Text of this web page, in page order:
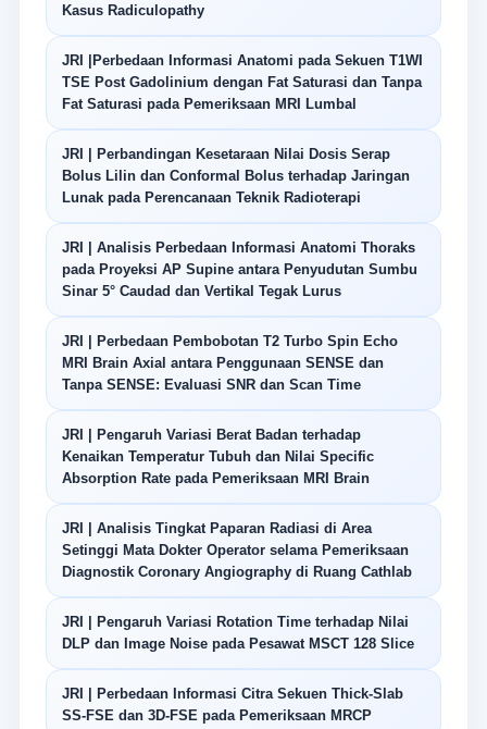
Kasus Radiculopathy
JRI |Perbedaan Informasi Anatomi pada Sekuen T1WI
TSE Post Gadolinium dengan Fat Saturasi dan Tanpa
Fat Saturasi pada Pemeriksaan MRI Lumbal
JRI | Perbandingan Kesetaraan Nilai Dosis Serap
Bolus Lilin dan Conformal Bolus terhadap Jaringan
Lunak pada Perencanaan Teknik Radioterapi
JRI | Analisis Perbedaan Informasi Anatomi Thoraks
pada Proyeksi AP Supine antara Penyudutan Sumbu
Sinar 5° Caudad dan Vertikal Tegak Lurus
JRI | Perbedaan Pembobotan T2 Turbo Spin Echo
MRI Brain Axial antara Penggunaan SENSE dan
Tanpa SENSE: Evaluasi SNR dan Scan Time
JRI | Pengaruh Variasi Berat Badan terhadap
Kenaikan Temperatur Tubuh dan Nilai Specific
Absorption Rate pada Pemeriksaan MRI Brain
JRI | Analisis Tingkat Paparan Radiasi di Area
Setinggi Mata Dokter Operator selama Pemeriksaan
Diagnostik Coronary Angiography di Ruang Cathlab
JRI | Pengaruh Variasi Rotation Time terhadap Nilai
DLP dan Image Noise pada Pesawat MSCT 128 Slice
JRI | Perbedaan Informasi Citra Sekuen Thick-Slab
SS-FSE dan 3D-FSE pada Pemeriksaan MRCP